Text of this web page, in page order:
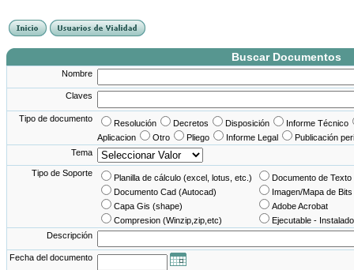
Buscar Documentos
Nombre
Claves
Tipo de documento Resolución Decretos Disposición
Informe Técnico
Aplicacion
Otro Pliego Informe Legal
Publicación
Tema
Tipo de Soporte Planilla de cálculo (excel, lotus, etc.)
Documento de
Documento Cad (Autocad)
Imagen/Mapa de Bits
Capa Gis (shape)
Adobe Acrobat
Compresion (Winzip,zip,etc)
Ejecutable -
Descripción
Fecha del documento